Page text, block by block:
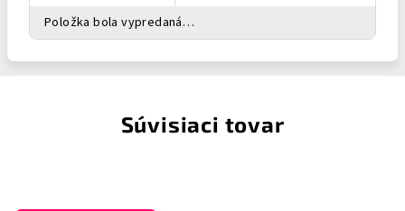
Položka bola vypredaná…
Súvisiaci tovar